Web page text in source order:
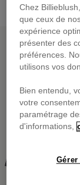
PRIX DOUX
Chez
que ceux de
expérience
présenter des
préférences.
utilisons vos
Bien entendu,
votre
paramétrage
d'informations,